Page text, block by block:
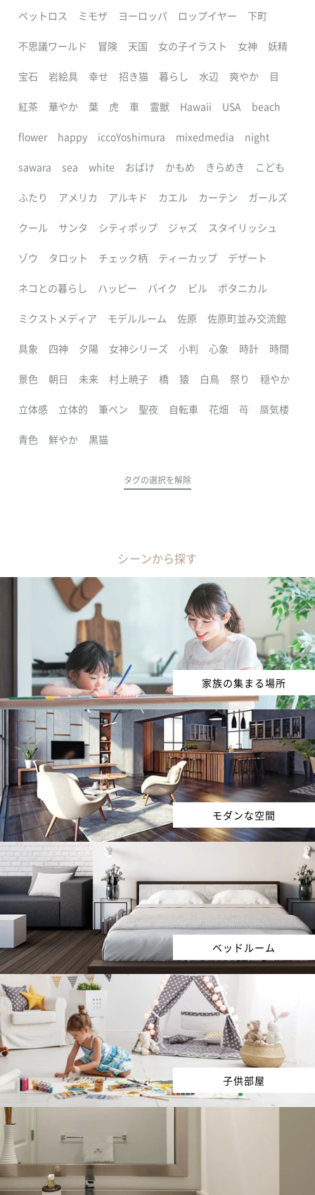
ペットロス ミモザ ヨーロッパ ロップイヤー 下町
不思議ワールド 冒険 天国 女の子イラスト 女神 妖精
宝石 岩絵具 幸せ 招き猫 暮らし 水辺 爽やか 目
紅茶 華やか 葉 虎 車 霊獣 Hawaii USA beach
flower happy iccoYoshimura mixedmedia night
sawara sea white おばけ かもめ きらめき こども
ふたり アメリカ アルキド カエル カーテン ガールズ
クール サンタ シティポップ ジャズ スタイリッシュ
ゾウ タロット チェック柄 ティーカップ デザート
ネコとの暮らし ハッピー バイク ビル ボタニカル
ミクストメディア モデルルーム 佐原 佐原町並み交流館
具象 四神 夕陽 女神シリーズ 小判 心象 時計 時間
景色 朝日 未来 村上暁子 橋 猿 白鳥 祭り 穏やか
立体感 立体的 筆ペン 聖夜 自転車 花畑 苺 蜃気楼
青色 鮮やか 黒猫
タグの選択を解除
シーンから探す
家族の集まる場所
モダンな空間
ベッドルーム
子供部屋